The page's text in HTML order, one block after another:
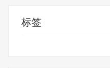
标签